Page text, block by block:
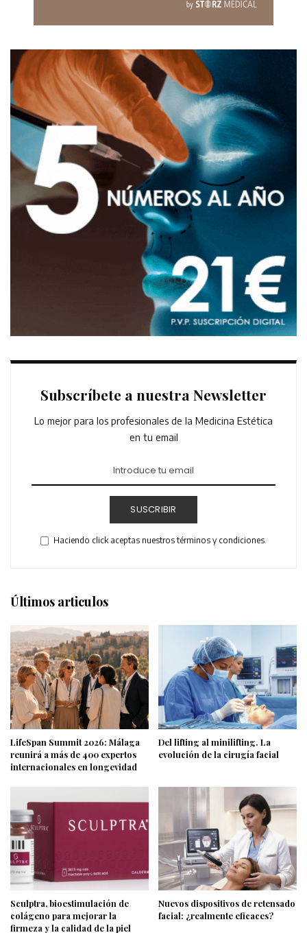
Subscríbete a nuestra Newsletter
Lo mejor para los profesionales de la Medicina Estética
en tu email
SUSCRIBIR
Haciendo click aceptas nuestros términos y condiciones.
Últimos articulos
LifeSpan Summit 2026: Málaga
reunirá a más de 400 expertos
internacionales en longevidad
Del lifting al minilifting. La
evolución de la cirugía facial
Sculptra, bioestimulación de
colágeno para mejorar la
firmeza y la calidad de la piel
Nuevos dispositivos de retensado
facial: ¿realmente eficaces?